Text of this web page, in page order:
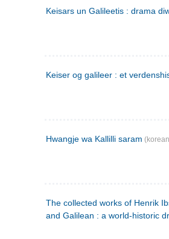
Keisars un Galileetis : drama
Keiser og galileer : et
Hwangje wa Kallilli saram
The collected works of Henrik
and Galilean : a world-historic